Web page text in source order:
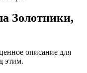
Золотники,
описание для
этим.